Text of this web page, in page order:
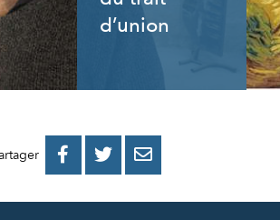
d’union

PARTAGER
PARTAGER
PARTAGER